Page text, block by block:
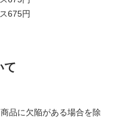
675円
て
品に欠陥がある場合を除